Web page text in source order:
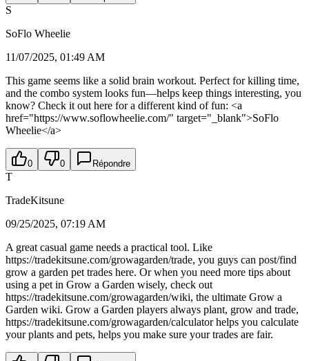
S
SoFlo Wheelie
11/07/2025, 01:49 AM
This game seems like a solid brain workout. Perfect for killing time,
and the combo system looks fun—helps keep things interesting, you
know? Check it out here for a different kind of fun: <a
href="https://www.soflowheelie.com/" target="_blank">SoFlo
Wheelie</a>
0 0 Répondre
T
TradeKitsune
09/25/2025, 07:19 AM
A great casual game needs a practical tool. Like
https://tradekitsune.com/growagarden/trade, you guys can post/find
grow a garden pet trades here. Or when you need more tips about
using a pet in Grow a Garden wisely, check out
https://tradekitsune.com/growagarden/wiki, the ultimate Grow a
Garden wiki. Grow a Garden players always plant, grow and trade,
https://tradekitsune.com/growagarden/calculator helps you calculate
your plants and pets, helps you make sure your trades are fair.